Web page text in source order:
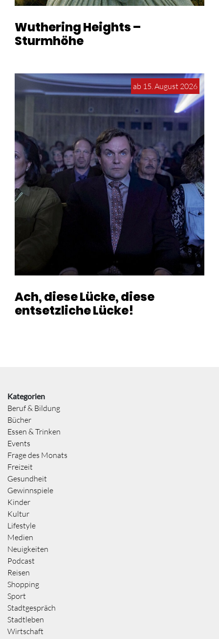
Wuthering Heights –
Sturmhöhe
ab 15. August 2026
Ach, diese Lücke, diese
entsetzliche Lücke!
Kategorien
Beruf & Bildung
Bücher
Essen & Trinken
Events
Frage des Monats
Freizeit
Gesundheit
Gewinnspiele
Kinder
Kultur
Lifestyle
Medien
Neuigkeiten
Podcast
Reisen
Shopping
Sport
Stadtgespräch
Stadtleben
Wirtschaft